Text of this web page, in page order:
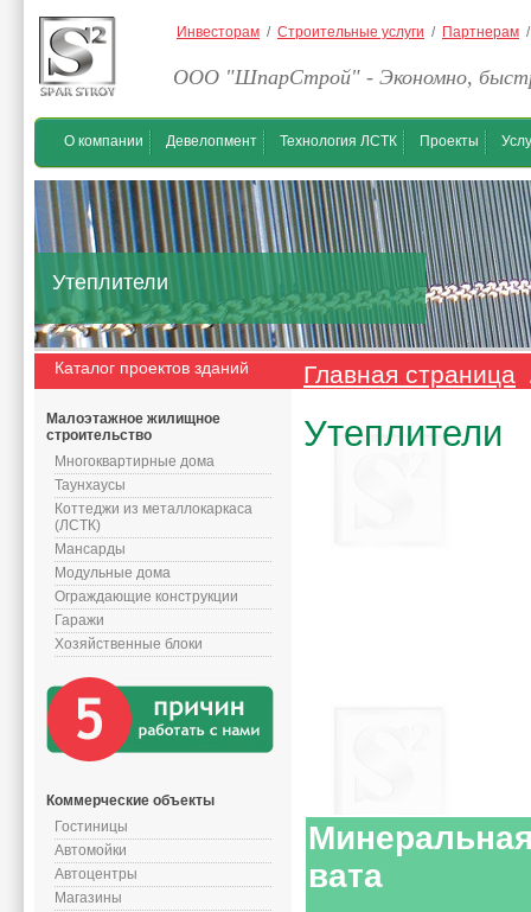
Инвесторам / Строительные услуги / Партнерам
ООО "ШпарСтрой" - Экономно,
О компании Девелопмент Технология ЛСТК Проекты
Утеплители
Каталог проектов зданий
Малоэтажное жилищное
строительство
Многоквартирные дома
Таунхаусы
Коттеджи из металлокаркаса
(ЛСТК)
Мансарды
Модульные дома
Ограждающие конструкции
Гаражи
Хозяйственные блоки
Коммерческие объекты
Гостиницы
Автомойки
Автоцентры
Магазины
Главная страница
Утеплители
вата